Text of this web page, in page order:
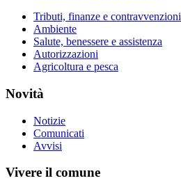
Tributi, finanze e contravvenzioni
Ambiente
Salute, benessere e assistenza
Autorizzazioni
Agricoltura e pesca
Novità
Notizie
Comunicati
Avvisi
Vivere il comune